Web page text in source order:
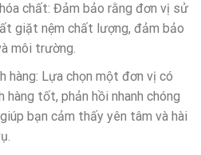
chất: Đảm bảo rằng đơn vị sử
giặt nệm chất lượng, đảm bảo
môi trường.
hàng: Lựa chọn một đơn vị có
hàng tốt, phản hồi nhanh chóng
bạn cảm thấy yên tâm và hài